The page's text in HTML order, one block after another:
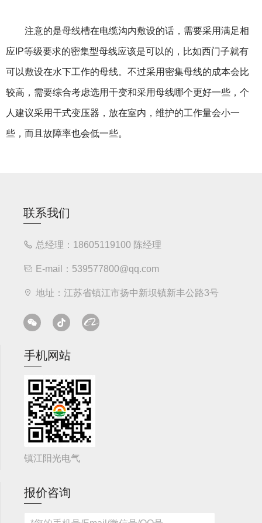
注意的是母线槽在电缆沟内敷设的话，需要采用满足相
应IP等级要求的密集型母线应该是可以的，比如西门子就有
可以敷设在水下工作的母线。不过采用密集母线的成本会比
较高，需要综合考虑选用干变和采用母线哪个更好一些，个
人建议采用干式变压器，放在室内，维护的工作量会小一
些，而且故障率也会低一些。
联系我们
总经理：18605119100 陈经理
E-mail：539577800@qq.com
地址：江苏省镇江市扬中新坝镇新丰公路3号
手机网站
镇江阳光电气
报价咨询